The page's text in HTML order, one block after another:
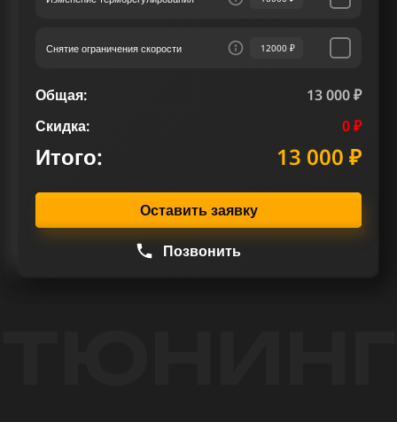
предпочтениям и ожиданиям.
Снятие ограничения скорости 12000 ₽
Общая:
13 000 ₽
Скидка:
0 ₽
Итого: 13 000 ₽
Оставить заявку
Позвонить